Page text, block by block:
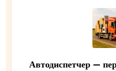
Автодиспетчер —